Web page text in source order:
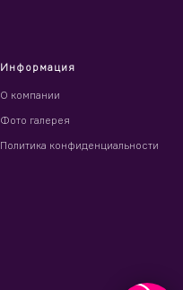
Информация
О компании
Фото галерея
Политика конфиденциальности